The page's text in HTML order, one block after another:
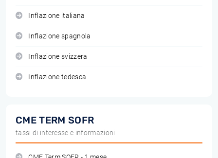
Inflazione italiana
Inflazione spagnola
Inflazione svizzera
Inflazione tedesca
CME TERM SOFR
tassi di interesse e informazioni